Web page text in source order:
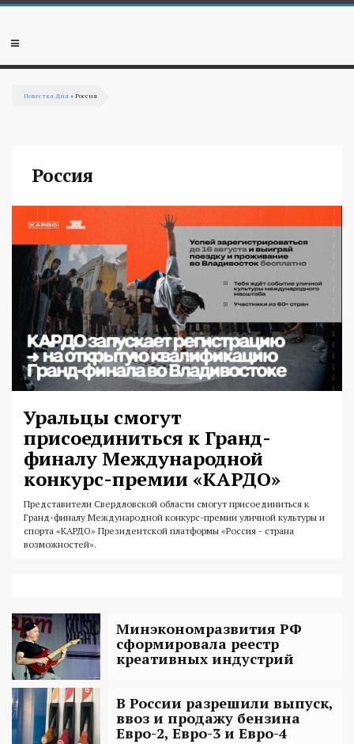
Перейти к основному содержанию
Мобильное
Повестка Дня » Россия
Россия
Уральцы смогут
присоединиться к Гранд-
финалу Международной
конкурс-премии «КАРДО»
Представители Свердловской области смогут присоединиться к
Гранд-финалу Международной конкурс-премии уличной культуры и
спорта «КАРДО» Президентской платформы «Россия - страна
возможностей».
Минэкономразвития РФ
сформировала реестр
креативных индустрий
В России разрешили выпуск,
ввоз и продажу бензина
Евро-2, Евро-3 и Евро-4